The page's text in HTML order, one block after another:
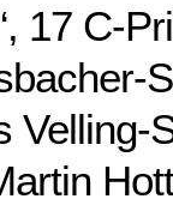
17 C-
Velling-